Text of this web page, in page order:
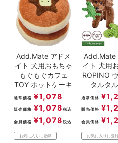
Add.Mate アドメ
イト 犬用おもちゃ
もぐもぐカフェ
TOY ホットケーキ
通常価格 ¥1,078
販売価格 ¥1,078 税込
会員価格 ¥1,078 税込
お気に入りに登録
Add.Mate
イト 犬用
ROPINO
タルタ
通常価格 ¥
販売価格 ¥
会員価格 ¥
お気に入りに登録